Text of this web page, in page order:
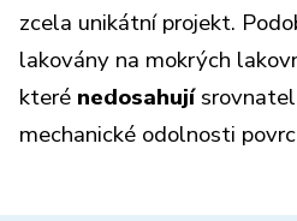
zcela unikátní projekt.
lakovány na mokrých
které nedosahují
mechanické odolnosti